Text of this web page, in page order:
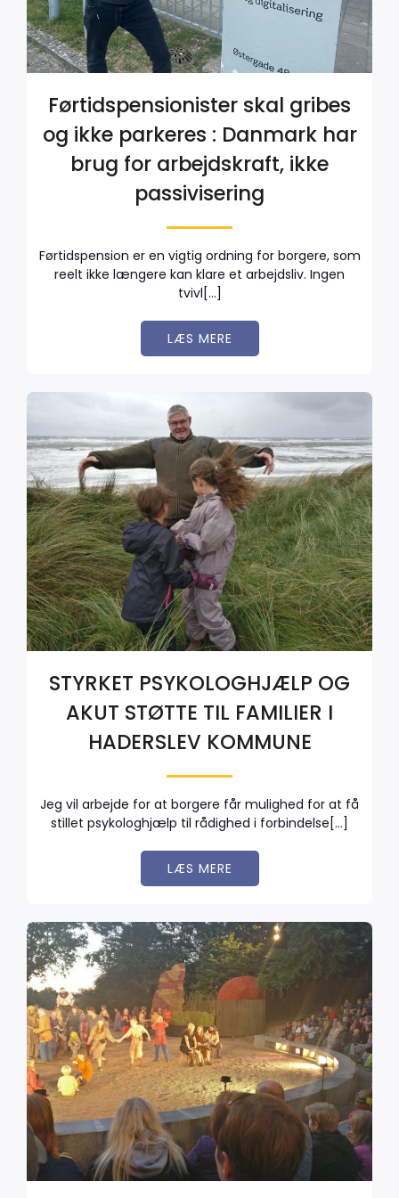
Førtidspensionister skal gribes
og ikke parkeres : Danmark har
brug for arbejdskraft, ikke
passivisering
Førtidspension er en vigtig ordning for borgere, som
reelt ikke længere kan klare et arbejdsliv. Ingen
tvivl[…]
LÆS MERE
STYRKET PSYKOLOGHJÆLP OG
AKUT STØTTE TIL FAMILIER I
HADERSLEV KOMMUNE
Jeg vil arbejde for at borgere får mulighed for at få
stillet psykologhjælp til rådighed i forbindelse[…]
LÆS MERE